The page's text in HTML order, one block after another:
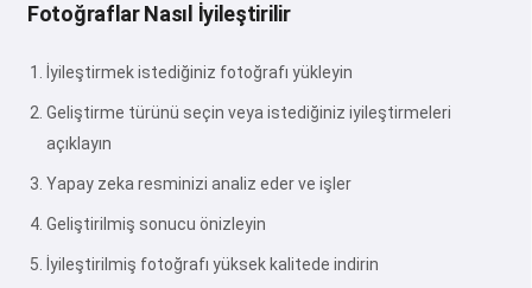
Fotoğraflar Nasıl İyileştirilir
İyileştirmek istediğiniz fotoğrafı yükleyin
Geliştirme türünü seçin veya istediğiniz iyileştirmeleri
açıklayın
Yapay zeka resminizi analiz eder ve işler
Geliştirilmiş sonucu önizleyin
İyileştirilmiş fotoğrafı yüksek kalitede indirin